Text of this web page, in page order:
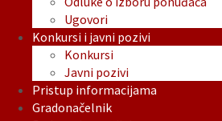
Ugovori
Konkursi i javni pozivi
Konkursi
Javni pozivi
Pristup informacijama
Gradonačelnik